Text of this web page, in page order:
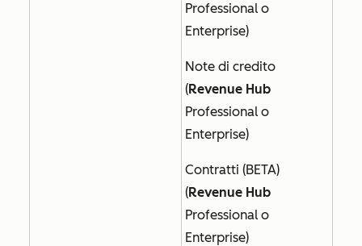
Professional o
Enterprise)
Note di credito
(Revenue Hub
Professional o
Enterprise)
Contratti (BETA)
(Revenue Hub
Professional o
Enterprise)